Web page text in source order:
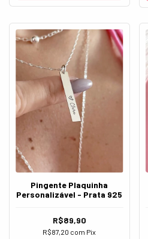
Pingente Plaquinha
Personalizável - Prata 925
R$89,90
R$87,20 com Pix